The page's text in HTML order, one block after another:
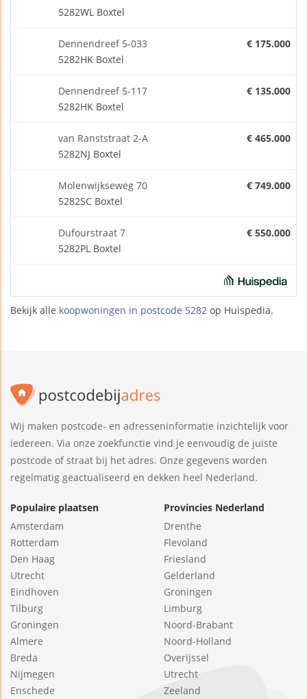
5282WL Boxtel
Dennendreef 5-033
5282HK Boxtel
€ 175.000
Dennendreef 5-117
5282HK Boxtel
€ 135.000
van Ranststraat 2-A
5282NJ Boxtel
€ 465.000
Molenwijkseweg 70
5282SC Boxtel
€ 749.000
Dufourstraat 7
5282PL Boxtel
€ 550.000
Bekijk alle koopwoningen in postcode 5282 op Huispedia.
Wij maken postcode- en adresseninformatie inzichtelijk voor
iedereen. Via onze zoekfunctie vind je eenvoudig de juiste
postcode of straat bij het adres. Onze gegevens worden
regelmatig geactualiseerd en dekken heel Nederland.
Populaire plaatsen
Amsterdam
Rotterdam
Den Haag
Utrecht
Eindhoven
Tilburg
Groningen
Almere
Breda
Nijmegen
Enschede
Provincies Nederland
Drenthe
Flevoland
Friesland
Gelderland
Groningen
Limburg
Noord-Brabant
Noord-Holland
Overijssel
Utrecht
Zeeland